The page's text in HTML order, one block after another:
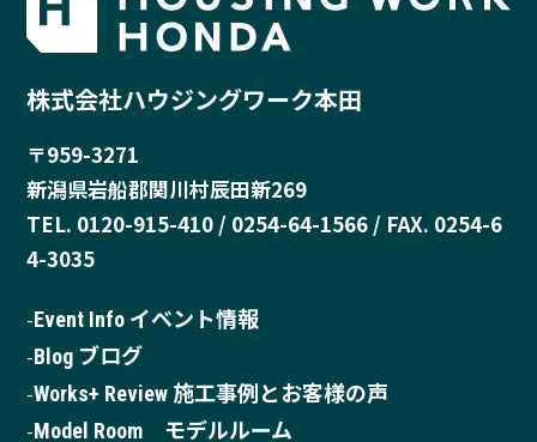
株式会社ハウジングワーク本田
〒959-3271
新潟県岩船郡関川村辰田新269
TEL. 0120-915-410 / 0254-64-1566 / FAX. 0254-6
4-3035
Event Info イベント情報
Blog ブログ
Works+ Review 施工事例とお客様の声
Model Room モデルルーム